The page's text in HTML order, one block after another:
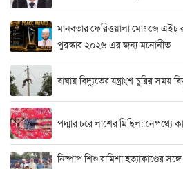
মানবতার ফেরিওয়ালা মোঃ জে এইচ
পুরস্কার ২০২৬-এর জন্য মনোনীত
বাঘায় বিদ্যুতের যন্ত্রাংশ চুরির সময়
পদ্মার চরে লাশের মিছিল: নেপথ্যে
নিষ্পাপ শিশু রামিশা হত্যাকাণ্ডের